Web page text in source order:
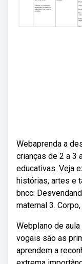
Webaprenda a
crianças de 2 a 3
educativas. Veja
histórias, artes e
bncc:
maternal 3.
Webplano de
vogais são as
aprendem a